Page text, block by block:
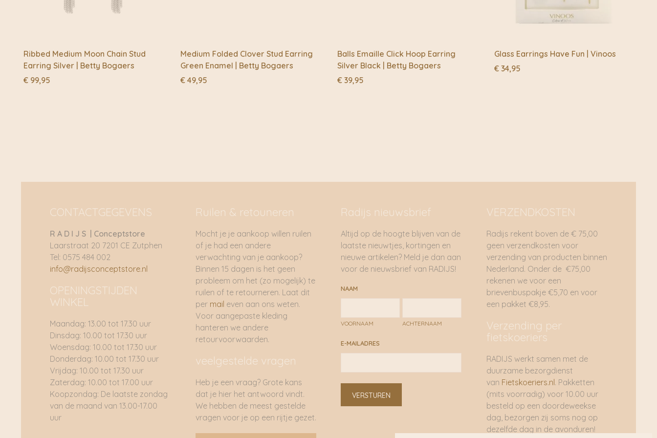
Ribbed Medium Moon Chain Stud
Earring Silver | Betty Bogaers
€ 99,95
Medium Folded Clover Stud Earring
Green Enamel | Betty Bogaers
€ 49,95
Balls Emaille Click Hoop Earring
Silver Black | Betty Bogaers
€ 39,95
Glass Earrings Have Fun | Vinoos
€ 34,95
CONTACTGEGEVENS
R A D I J S | Conceptstore
Laarstraat 20 7201 CE Zutphen
Tel: 0575 484 002
info@radijsconceptstore.nl
OPENINGSTIJDEN
WINKEL
Maandag: 13.00 tot 17.30 uur
Dinsdag: 10.00 tot 17.30 uur
Woensdag: 10.00 tot 17.30 uur
Donderdag: 10.00 tot 17.30 uur
Vrijdag: 10.00 tot 17.30 uur
Zaterdag: 10.00 tot 17.00 uur
Koopzondag: De laatste zondag
van de maand van 13.00-17.00
uur
Ruilen & retouneren
Mocht je je aankoop willen ruilen
of je had een andere
verwachting van je aankoop?
Binnen 15 dagen is het geen
probleem om het (zo mogelijk) te
ruilen of te retourneren. Laat dit
permail even aan ons weten.
Voor aangepaste kleding
hanteren we andere
retourvoorwaarden.
veelgestelde vragen
Heb je een vraag? Grote kans
dat je hier het antwoord vindt.
We hebben de meest gestelde
vragen voor je op een rijtje gezet.
Radijs nieuwsbrief
Altijd op de hoogte blijven van de
laatste nieuwtjes, kortingen en
nieuwe artikelen? Meld je dan aan
voor de nieuwsbrief van RADIJS!
NAAM
VOORNAAM ACHTERNAAM
E-MAILADRES
VERSTUREN
VERZENDKOSTEN
Radijs rekent boven de € 75,00
geen verzendkosten voor
verzending van producten binnen
Nederland. Onder de €75,00
rekenen we voor een
brievenbuspakje €5,70 en voor
een pakket €8,95.
Verzending per
fietskoeriers
RADIJS werkt samen met de
duurzame bezorgdienst
van Fietskoeriers.nl . Pakketten
(mits voorradig) voor 10.00 uur
besteld op een doordeweekse
dag, bezorgen zij soms nog op
dezelfde dag in de avonduren!